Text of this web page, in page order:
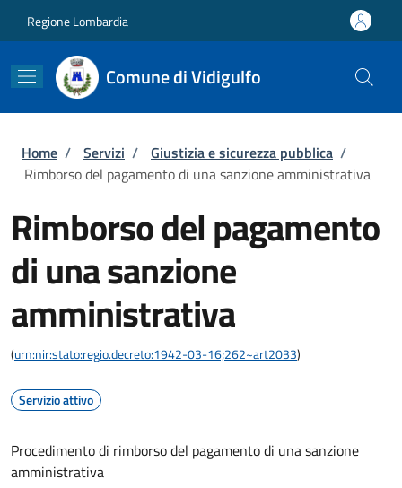
Regione Lombardia
Comune di Vidigulfo
Briciole di pane
Home / Servizi / Giustizia e sicurezza pubblica /
Rimborso del pagamento di una sanzione amministrativa
Rimborso del pagamento
di una sanzione
amministrativa
(urn:nir:stato:regio.decreto:1942-03-16;262~art2033)
Servizio attivo
Procedimento di rimborso del pagamento di una sanzione
amministrativa